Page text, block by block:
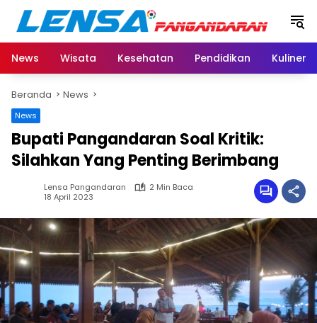
Langsung
konten
News
Wisata Kesehatan Pendidikan Kuliner
Beranda News
News
Bupati Pangandaran Soal Kritik:
Silahkan Yang Penting Berimbang
Lensa Pangandaran
2 Min Baca
18 April 2023